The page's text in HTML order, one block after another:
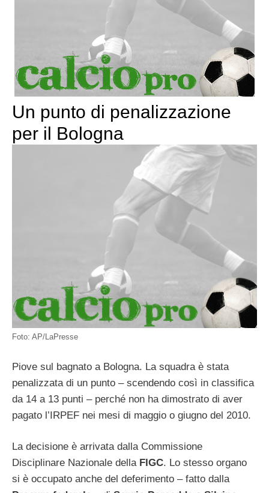
Un punto di penalizzazione
per il Bologna
Foto: AP/LaPresse
Piove sul bagnato a Bologna. La squadra è stata
penalizzata di un punto – scendendo così in classifica
da 14 a 13 punti – perché non ha dimostrato di aver
pagato l’IRPEF nei mesi di maggio o giugno del 2010.
La decisione è arrivata dalla Commissione
Disciplinare Nazionale della FIGC. Lo stesso organo
si è occupato anche del deferimento – fatto dalla